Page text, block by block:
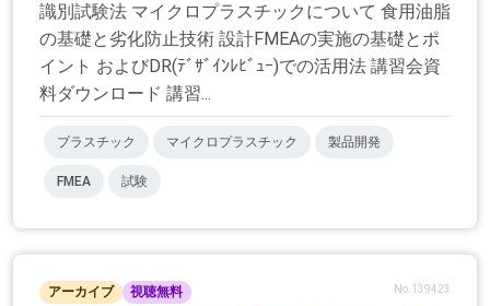
識別試験法 マイクロプラスチックについて 食用油脂
の基礎と劣化防止技術 設計FMEAの実施の基礎とポ
イント およびDR(ﾃﾞｻﾞｲﾝﾚﾋﾞｭｰ)での活用法 講習会資
料ダウンロード 講習...
プラスチック マイクロプラスチック 製品開発
FMEA 試験
アーカイブ 視聴無料 No.139423